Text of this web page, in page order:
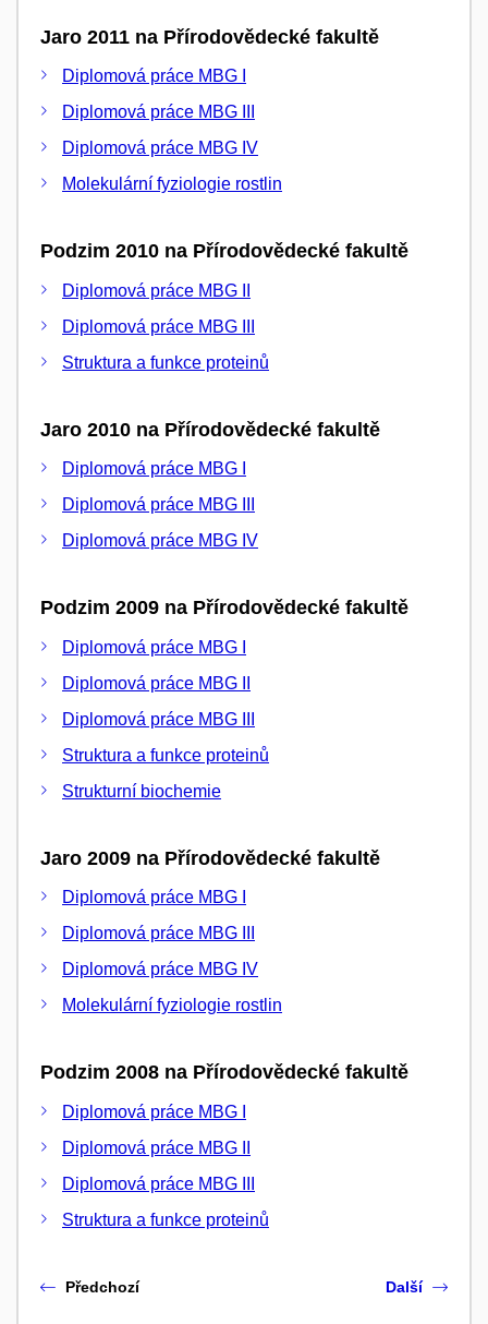
Jaro 2011 na Přírodovědecké fakultě
Diplomová práce MBG I
Diplomová práce MBG III
Diplomová práce MBG IV
Molekulární fyziologie rostlin
Podzim 2010 na Přírodovědecké fakultě
Diplomová práce MBG II
Diplomová práce MBG III
Struktura a funkce proteinů
Jaro 2010 na Přírodovědecké fakultě
Diplomová práce MBG I
Diplomová práce MBG III
Diplomová práce MBG IV
Podzim 2009 na Přírodovědecké fakultě
Diplomová práce MBG I
Diplomová práce MBG II
Diplomová práce MBG III
Struktura a funkce proteinů
Strukturní biochemie
Jaro 2009 na Přírodovědecké fakultě
Diplomová práce MBG I
Diplomová práce MBG III
Diplomová práce MBG IV
Molekulární fyziologie rostlin
Podzim 2008 na Přírodovědecké fakultě
Diplomová práce MBG I
Diplomová práce MBG II
Diplomová práce MBG III
Struktura a funkce proteinů
Předchozí Další